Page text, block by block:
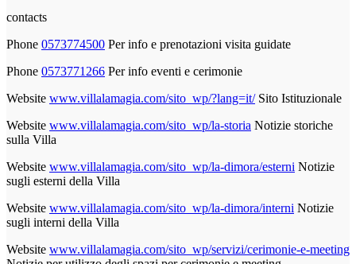
contacts
Phone 0573774500 Per info e prenotazioni visita guidate
Phone 0573771266 Per info eventi e cerimonie
Website www.villalamagia.com/sito_wp/?lang=it/ Sito Istituzionale
Website www.villalamagia.com/sito_wp/la-storia Notizie storiche
sulla Villa
Website www.villalamagia.com/sito_wp/la-dimora/esterni Notizie
sugli esterni della Villa
Website www.villalamagia.com/sito_wp/la-dimora/interni Notizie
sugli interni della Villa
Website www.villalamagia.com/sito_wp/servizi/cerimonie-e-meeting